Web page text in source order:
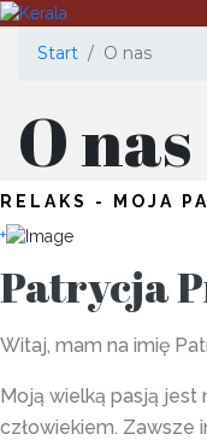
Start O nas
O nas
RELAKS - MOJA
+
Patrycja
Witaj, mam na imię
Moją wielką pasją jest
człowiekiem. Zawsze